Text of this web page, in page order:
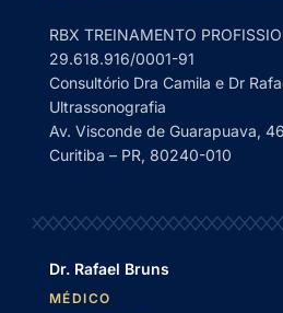
RBX TREINAMENTO
29.618.916/0001-91
Consultório Dra Camila e Dr
Ultrassonografia
Av. Visconde de Guarapuava,
Curitiba – PR, 80240-010
Dr. Rafael Bruns
MÉDICO